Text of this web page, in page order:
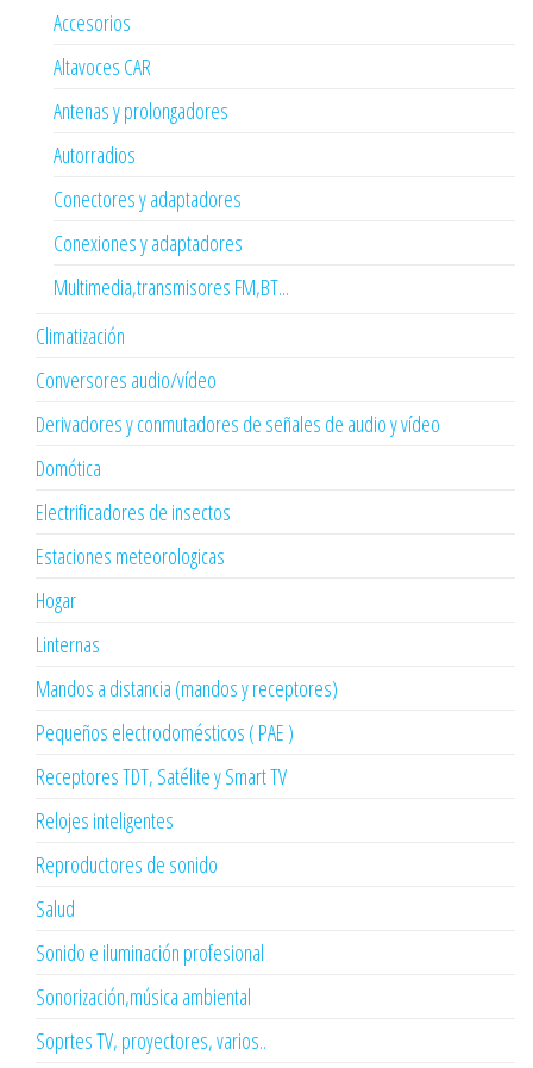
Accesorios
Altavoces CAR
Antenas y prolongadores
Autorradios
Conectores y adaptadores
Conexiones y adaptadores
Multimedia,transmisores FM,BT...
Climatización
Conversores audio/vídeo
Derivadores y conmutadores de señales de audio y vídeo
Domótica
Electrificadores de insectos
Estaciones meteorologicas
Hogar
Linternas
Mandos a distancia (mandos y receptores)
Pequeños electrodomésticos ( PAE )
Receptores TDT, Satélite y Smart TV
Relojes inteligentes
Reproductores de sonido
Salud
Sonido e iluminación profesional
Sonorización,música ambiental
Soprtes TV, proyectores, varios..